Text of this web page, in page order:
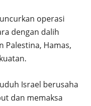
operasi
dengan dalih
Palestina, Hamas,
Israel berusaha
dan memaksa